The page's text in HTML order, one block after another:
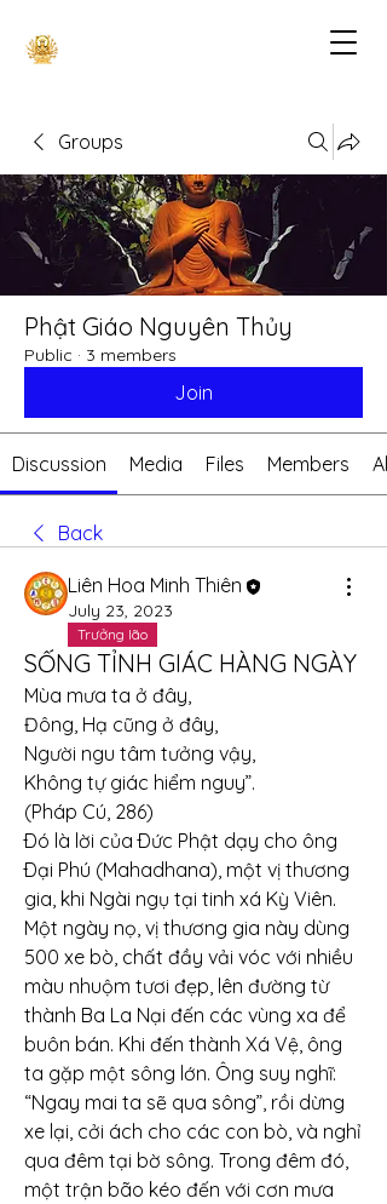
Groups
Phật Giáo Nguyên Thủy
Public · 3 members
Join
Discussion Media Files Members
Back
Liên Hoa Minh Thiên
July 23, 2023
Trưởng lão
SỐNG TỈNH GIÁC HÀNG NGÀY
Mùa mưa ta ở đây,
Đông, Hạ cũng ở đây,
Người ngu tâm tưởng vậy,
Không tự giác hiểm nguy”.
(Pháp Cú, 286)
Ðó là lời của Ðức Phật dạy cho ông
Ðại Phú (Mahadhana), một vị thương
gia, khi Ngài ngụ tại tinh xá Kỳ Viên.
Một ngày nọ, vị thương gia này dùng
500 xe bò, chất đầy vải vóc với nhiều
màu nhuộm tươi đẹp, lên đường từ
thành Ba La Nại đến các vùng xa để
buôn bán. Khi đến thành Xá Vệ, ông
ta gặp một sông lớn. Ông suy nghĩ:
“Ngay mai ta sẽ qua sông”, rồi dừng
xe lại, cởi ách cho các con bò, và nghỉ
qua đêm tại bờ sông. Trong đêm đó,
một trận bão kéo đến với cơn mưa